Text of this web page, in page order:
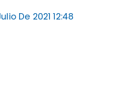
De 2021 12:48